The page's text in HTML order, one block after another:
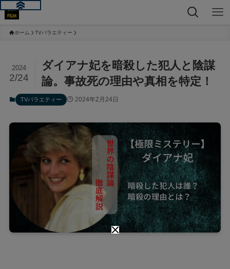
ホーム TVバラエティー
ダイアナ妃を暗殺した犯人と陰謀
論。事故死の理由や真相を特定！
2024
2/24
TVバラエティー 2024年2月24日